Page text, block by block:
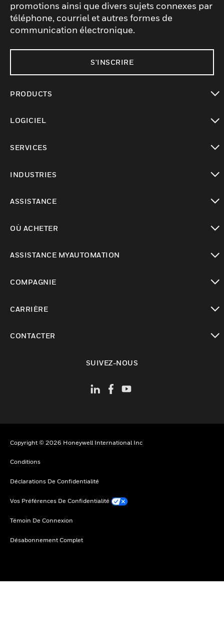
promotions ainsi que divers sujets connexes par
téléphone, courriel et autres formes de
communication électronique.
S'INSCRIRE
PRODUCTS
LOGICIEL
SERVICES
INDUSTRIES
ASSISTANCE
OÙ ACHETER
ASSISTANCE MYAUTOMATION
COMPAGNIE
CARRIÈRE
CONTACTER
SUIVEZ-NOUS
Copyright © 2026 Honeywell International Inc
Conditions
Déclarations De Confidentialité
Vos Préférences De Confidentialité
Témoin De Connexion
Désabonnement Complet